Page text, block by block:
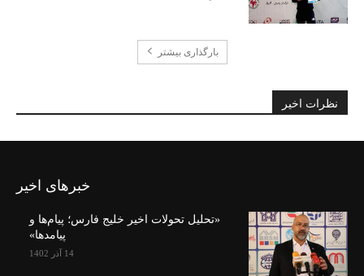
بارگذاری بیشتر
نظرات اخیر
خبرهای اخیر
«تحلیل تحولات اخیر خلیج فارس؛ پیام‌ها و
پیامدها»
14 آذر 1402